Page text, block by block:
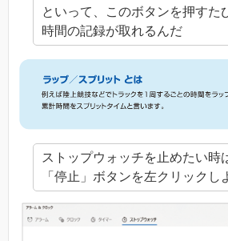
といって、このボタンを押すた
時間の記録が取れるんだ
ストップウォッチを止めたい時
「停止」ボタンを左クリックし